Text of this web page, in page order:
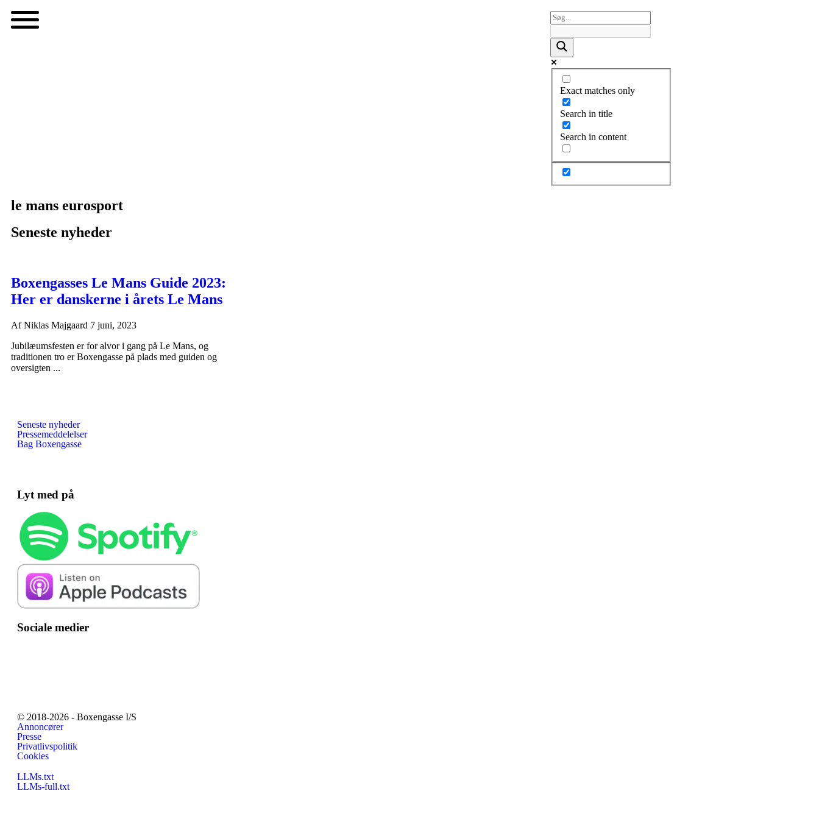
Exact matches only
Search in title
Search in content
le mans eurosport
Seneste nyheder
Boxengasses Le Mans Guide 2023:
Her er danskerne i årets Le Mans
AfNiklas Majgaard 7 juni, 2023
Jubilæumsfesten er for alvor i gang på Le Mans, og
traditionen tro er Boxengasse på plads med guiden og
oversigten ...
Seneste nyheder
Pressemeddelelser
Bag Boxengasse
Lyt med på
Sociale medier
© 2018-2026 - Boxengasse I/S
Annoncører
Presse
Privatlivspolitik
Cookies
LLMs.txt
LLMs-full.txt